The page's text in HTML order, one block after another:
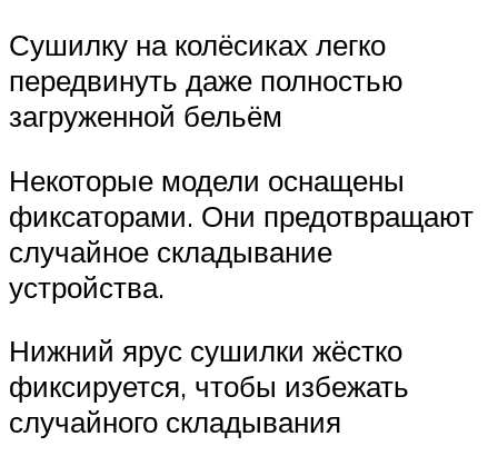
Сушилку на колёсиках легко
передвинуть даже полностью
загруженной бельём
Некоторые модели оснащены
фиксаторами. Они предотвращают
случайное складывание
устройства.
Нижний ярус сушилки жёстко
фиксируется, чтобы избежать
случайного складывания